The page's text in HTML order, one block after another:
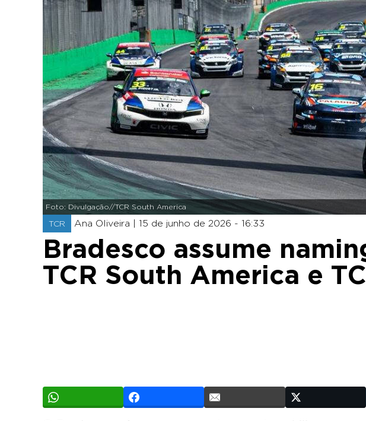
Foto: Divulgação//TCR South America
TCR Ana Oliveira | 15 de junho de 2026 - 16:33
Bradesco assume
TCR South America e